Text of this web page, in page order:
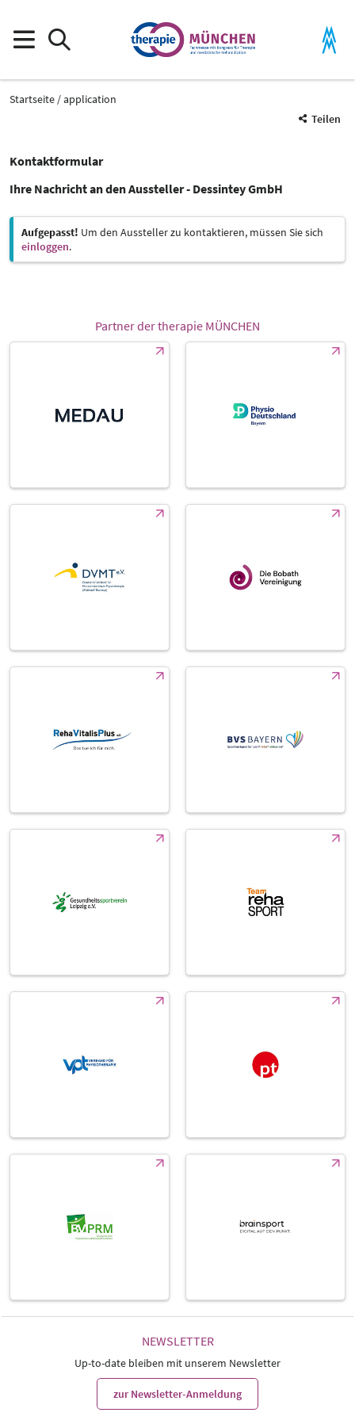
Startseite
application
Teilen
Kontaktformular
Ihre Nachricht an den Aussteller - Dessintey GmbH
Aufgepasst! Um den Aussteller zu kontaktieren, müssen Sie sich
einloggen.
Partner der therapie MÜNCHEN
NEWSLETTER
Up-to-date bleiben mit unserem Newsletter
zur Newsletter-Anmeldung